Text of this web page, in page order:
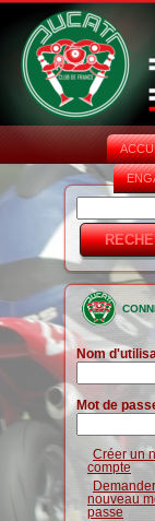
de
Nom
Mot de
Créer un
compte
nouveau
passe